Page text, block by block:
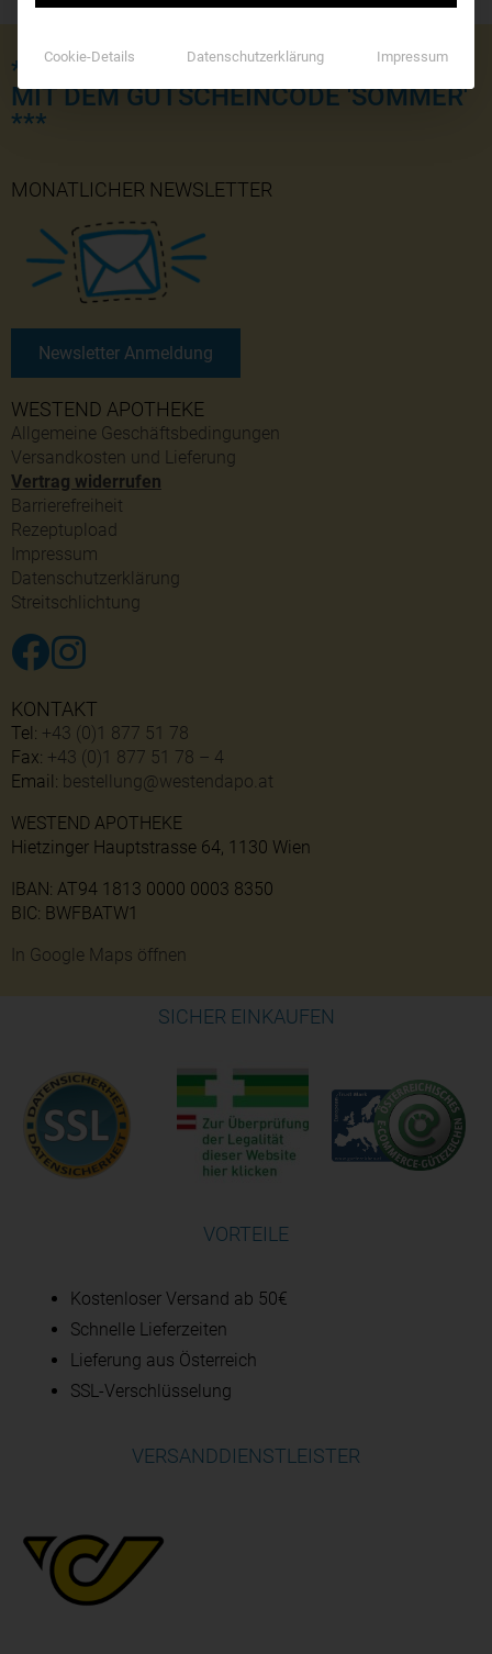
*** JETZT KOSTENLOSE LIEFERUNG
MIT DEM GUTSCHEINCODE 'SOMMER'
***
WESTEND APOTHEKE
Allgemeine Geschäftsbedingungen
Versandkosten und Lieferung
Vertrag widerrufen
Barrierefreiheit
Rezeptupload
Impressum
Datenschutzerklärung
Streitschlichtung
MONATLICHER NEWSLETTER
Newsletter Anmeldung
KONTAKT
Tel: +43 (0)1 877 51 78
Fax: +43 (0)1 877 51 78 – 4
Email: bestellung@westendapo.at
WESTEND APOTHEKE
Hietzinger Hauptstrasse 64, 1130 Wien
IBAN: AT94 1813 0000 0003 8350
BIC: BWFBATW1
In Google Maps öffnen
SICHER EINKAUFEN
VORTEILE
Kostenloser Versand ab 50€
Schnelle Lieferzeiten
Lieferung aus Österreich
SSL-Verschlüsselung
VERSANDDIENSTLEISTER
Cookie-Details Datenschutzerklärung Impressum